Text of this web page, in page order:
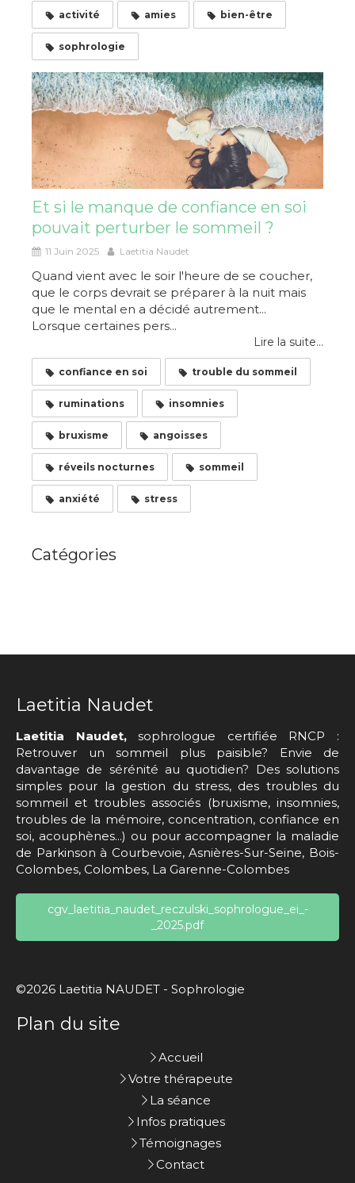
activité amies bien-être
sophrologie
Et si le manque de confiance en soi
pouvait perturber le sommeil ?
11 Juin 2025 Laetitia Naudet
Quand vient avec le soir l'heure de se coucher,
que le corps devrait se préparer à la nuit mais
que le mental en a décidé autrement...
Lorsque certaines pers...
Lire la suite...
confiance en soi trouble du sommeil
ruminations insomnies
bruxisme angoisses
réveils nocturnes sommeil
anxiété stress
Catégories
Laetitia Naudet
Laetitia Naudet,sophrologue certifiée RNCP :
Retrouver un sommeil plus paisible? Envie de
davantage de sérénité au quotidien? Des solutions
simples pour la gestion du stress, des troubles du
sommeil et troubles associés (bruxisme, insomnies,
troubles de la mémoire, concentration, confiance en
soi, acouphènes...) ou pour accompagner la maladie
de Parkinson à Courbevoie, Asnières-Sur-Seine, Bois-
Colombes, Colombes, La Garenne-Colombes
cgv_laetitia_naudet_reczulski_sophrologue_ei_-
_2025.pdf
©2026 Laetitia NAUDET - Sophrologie
Plan du site
Accueil
Votre thérapeute
La séance
Infos pratiques
Témoignages
Contact